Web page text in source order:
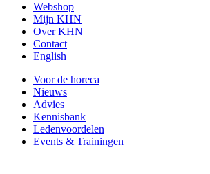
Webshop
Mijn KHN
Over KHN
Contact
English
Voor de horeca
Nieuws
Advies
Kennisbank
Ledenvoordelen
Events & Trainingen